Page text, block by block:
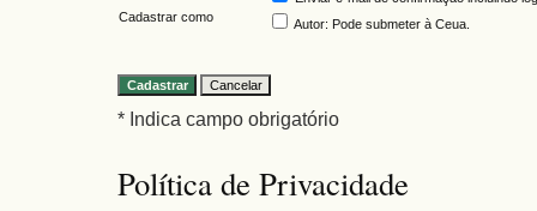
Cadastrar como
Autor: Pode submeter à Ceua.
* Indica campo obrigatório
Política de Privacidade